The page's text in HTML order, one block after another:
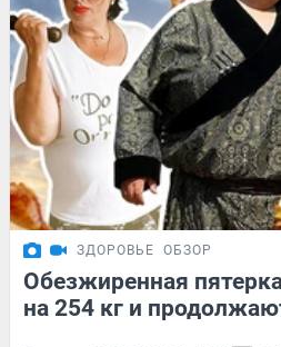
ЗДОРОВЬЕ ОБЗОР
Обезжиренная
на 254 кг и